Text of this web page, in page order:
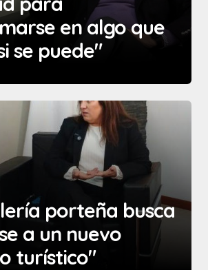
en algo que
se puede"
porteña busca
a un nuevo
turístico"